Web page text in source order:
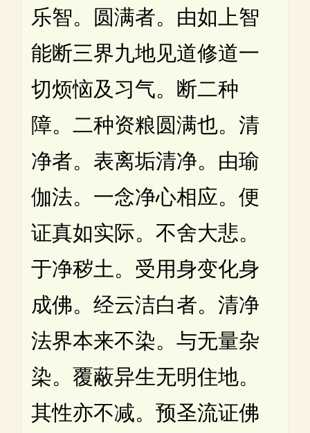
乐智。圆满者。由如上智
能断三界九地见道修道一
切烦恼及习气。断二种
障。二种资粮圆满也。清
净者。表离垢清净。由瑜
伽法。一念净心相应。便
证真如实际。不舍大悲。
于净秽土。受用身变化身
成佛。经云洁白者。清净
法界本来不染。与无量杂
染。覆蔽异生无明住地。
其性亦不减。预圣流证佛